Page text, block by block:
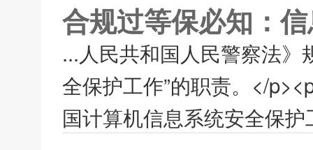
合规过等保必知：
...人民共和国人民警察法》
全保护工作”的职责。</
国计算机信息系统安全保